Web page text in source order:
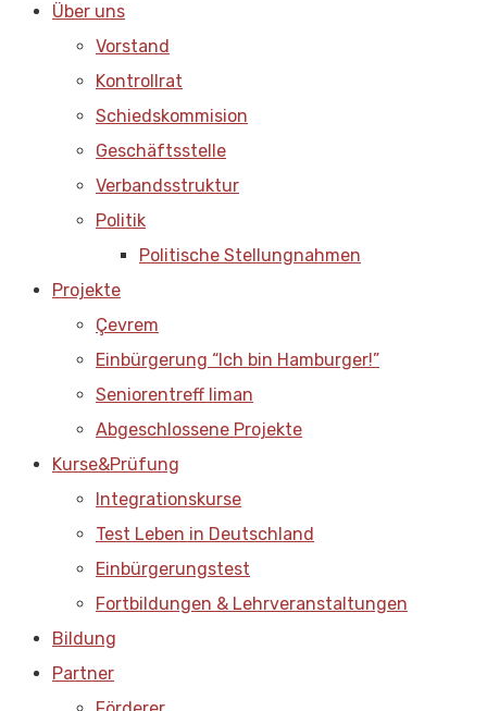
Über uns
Vorstand
Kontrollrat
Schiedskommision
Geschäftsstelle
Verbandsstruktur
Politik
Politische Stellungnahmen
Projekte
Çevrem
Einbürgerung “Ich bin Hamburger!”
Seniorentreff liman
Abgeschlossene Projekte
Kurse&Prüfung
Integrationskurse
Test Leben in Deutschland
Einbürgerungstest
Fortbildungen & Lehrveranstaltungen
Bildung
Partner